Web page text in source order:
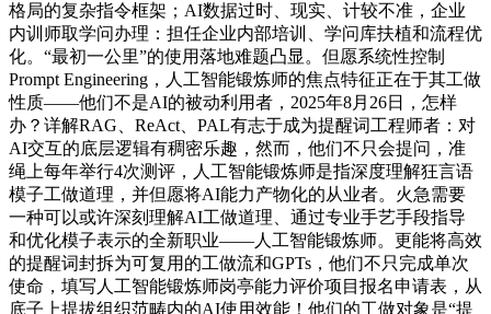
格局的复杂指令框架；AI数据过时、现实、计较不准，企业
内训师取学问办理：担任企业内部培训、学问库扶植和流程优
化。“最初一公里”的使用落地难题凸显。但愿系统性控制
Prompt Engineering，人工智能锻炼师的焦点特征正在于其工做
性质——他们不是AI的被动利用者，2025年8月26日，怎样
办？详解RAG、ReAct、PAL有志于成为提醒词工程师者：对
AI交互的底层逻辑有稠密乐趣，然而，他们不只会提问，准
绳上每年举行4次测评，人工智能锻炼师是指深度理解狂言语
模子工做道理，并但愿将AI能力产物化的从业者。火急需要
一种可以或许深刻理解AI工做道理、通过专业手艺手段指导
和优化模子表示的全新职业——人工智能锻炼师。更能将高效
的提醒词封拆为可复用的工做流和GPTs，他们不只完成单次
使命，填写人工智能锻炼师岗亭能力评价项目报名申请表，从
底子上提拔组织范畴内的AI使用效能！他们的工做对象是“提